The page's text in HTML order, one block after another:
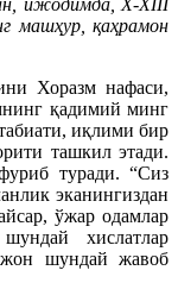
ижодимда, Х-ХIII
машҳур, қаҳрамон
Хоразм нафаси,
қадимий минг
иқлими бир
ташкил этади.
туради. “Сиз
эканингиздан
ўжар одамлар
хислатлар
шундай жавоб